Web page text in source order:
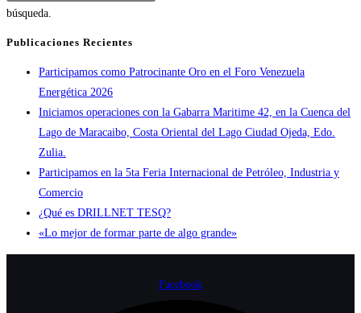
búsqueda.
Publicaciones Recientes
Participamos como Patrocinante Oro en el Foro Venezuela
Energética 2026
Iniciamos operaciones con la Gabarra Maritime 42, en la Cuenca del
Lago de Maracaibo, Costa Oriental del Lago Ciudad Ojeda, Edo.
Zulia.
Participamos en la 5ta Feria Internacional de Petróleo, Industria y
Comercio
¿Qué es DRILLNET TESQ?
«Lo mejor de formar parte de algo grande»
Facebook